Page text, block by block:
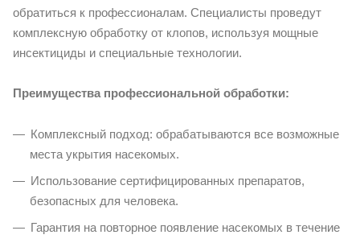
обратиться к профессионалам. Специалисты проведут
комплексную обработку от клопов, используя мощные
инсектициды и специальные технологии.
Преимущества профессиональной обработки:
Комплексный подход: обрабатываются все возможные
места укрытия насекомых.
Использование сертифицированных препаратов,
безопасных для человека.
Гарантия на повторное появление насекомых в течение